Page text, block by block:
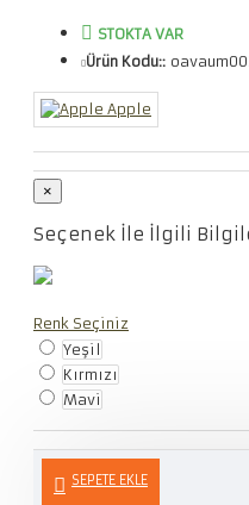
STOKTA VAR
Ürün Kodu::
Apple
×
Seçenek İle İlgili
Renk Seçiniz
Yeşil
Kırmızı
Mavi
SEPETE EKLE